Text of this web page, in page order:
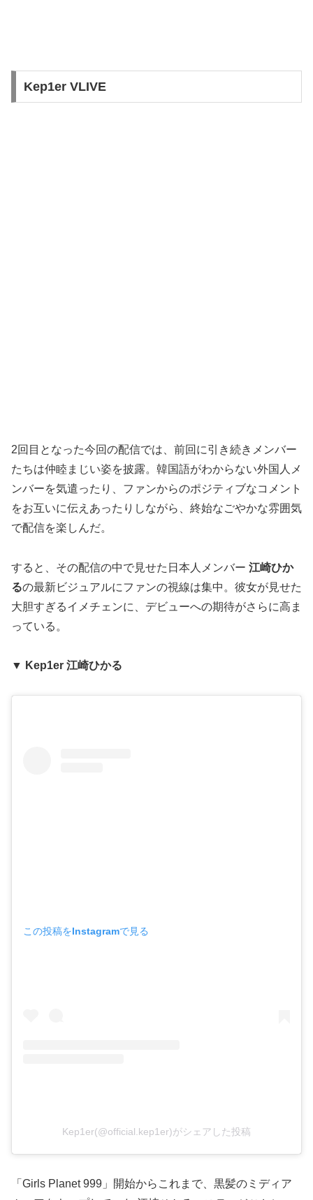
Kep1er VLIVE
2回目となった今回の配信では、前回に引き続きメンバー
たちは仲睦まじい姿を披露。韓国語がわからない外国人メ
ンバーを気遣ったり、ファンからのポジティブなコメント
をお互いに伝えあったりしながら、終始なごやかな雰囲気
で配信を楽しんだ。
すると、その配信の中で見せた日本人メンバー 江崎ひか
るの最新ビジュアルにファンの視線は集中。彼女が見せた
大胆すぎるイメチェンに、デビューへの期待がさらに高ま
っている。
▼ Kep1er 江崎ひかる
この投稿をInstagramで見る
Kep1er(@official.kep1er)がシェアした投稿
「Girls Planet 999」開始からこれまで、黒髪のミディア